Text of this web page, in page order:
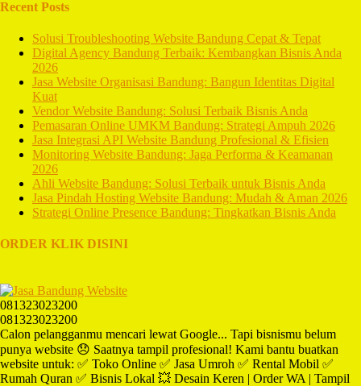
Recent Posts
Solusi Troubleshooting Website Bandung Cepat & Tepat
Digital Agency Bandung Terbaik: Kembangkan Bisnis Anda
2026
Jasa Website Organisasi Bandung: Bangun Identitas Digital
Kuat
Vendor Website Bandung: Solusi Terbaik Bisnis Anda
Pemasaran Online UMKM Bandung: Strategi Ampuh 2026
Jasa Integrasi API Website Bandung Profesional & Efisien
Monitoring Website Bandung: Jaga Performa & Keamanan
2026
Ahli Website Bandung: Solusi Terbaik untuk Bisnis Anda
Jasa Pindah Hosting Website Bandung: Mudah & Aman 2026
Strategi Online Presence Bandung: Tingkatkan Bisnis Anda
ORDER KLIK DISINI
081323023200
081323023200
Calon pelangganmu mencari lewat Google... Tapi bisnismu belum
punya website 😞 Saatnya tampil profesional! Kami bantu buatkan
website untuk: ✅ Toko Online ✅ Jasa Umroh ✅ Rental Mobil ✅
Rumah Quran ✅ Bisnis Lokal 💥 Desain Keren | Order WA | Tampil